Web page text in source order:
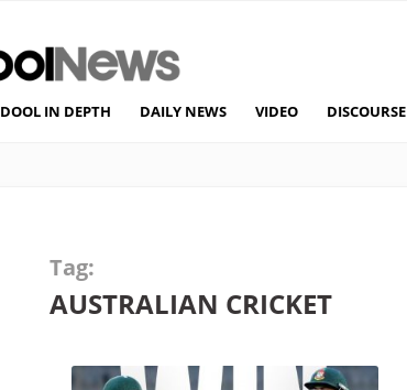
DOOL IN DEPTH DAILY NEWS VIDEO DISCOURSE
Tag:
AUSTRALIAN CRICKET